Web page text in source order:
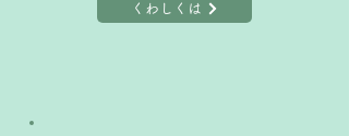
くわしくは